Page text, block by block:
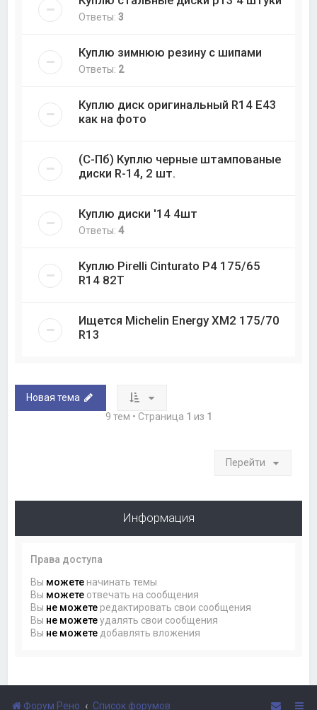
Ответы:3
Куплю зимнюю резину с шипами
Ответы: 2
Куплю диск оригинальный R14 E43
как на фото
(С-Пб) Куплю черные штампованые
диски R-14, 2 шт.
Куплю диски '14 4шт
Ответы:4
Куплю Pirelli Cinturato P4 175/65
R14 82T
Ищется Michelin Energy XM2 175/70
R13
Новая тема
9 тем • Страница 1 из 1
Перейти
Информация
Права доступа
Вы можете начинать темы
Вы можете отвечать на сообщения
Вы не можете редактировать свои сообщения
Вы не можетеудалять свои сообщения
Вы не можете добавлять вложения
Форум Рено Список форумов